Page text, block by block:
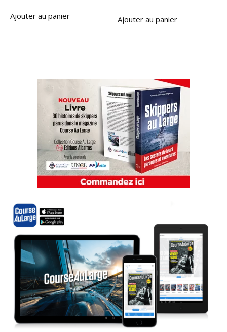
Ajouter au panier Ajouter au panier